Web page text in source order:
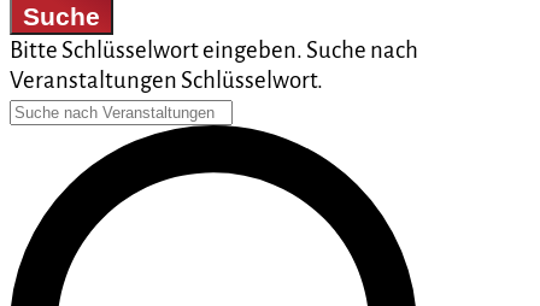
Suche
Bitte Schlüsselwort eingeben. Suche nach
Veranstaltungen Schlüsselwort.